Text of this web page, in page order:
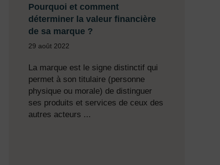
Pourquoi et comment
déterminer la valeur financière
de sa marque ?
29 août 2022
La marque est le signe distinctif qui
permet à son titulaire (personne
physique ou morale) de distinguer
ses produits et services de ceux des
autres acteurs ...